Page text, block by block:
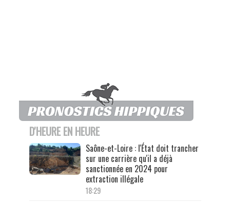
D'HEURE EN HEURE
Saône-et-Loire : l'État doit trancher
sur une carrière qu'il a déjà
sanctionnée en 2024 pour
extraction illégale
18:29